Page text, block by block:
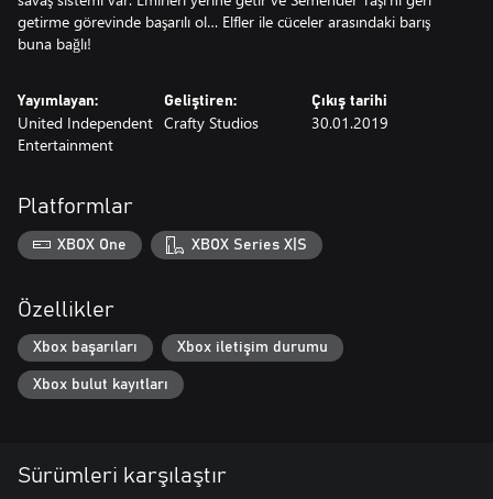
getirme görevinde başarılı ol… Elfler ile cüceler arasındaki barış
buna bağlı!
Yayımlayan:
United Independent
Entertainment
Geliştiren:
Crafty Studios
Çıkış tarihi
30.01.2019
Platformlar
XBOX One XBOX Series X|S
Özellikler
Xbox başarıları Xbox iletişim durumu
Xbox bulut kayıtları
Sürümleri karşılaştır